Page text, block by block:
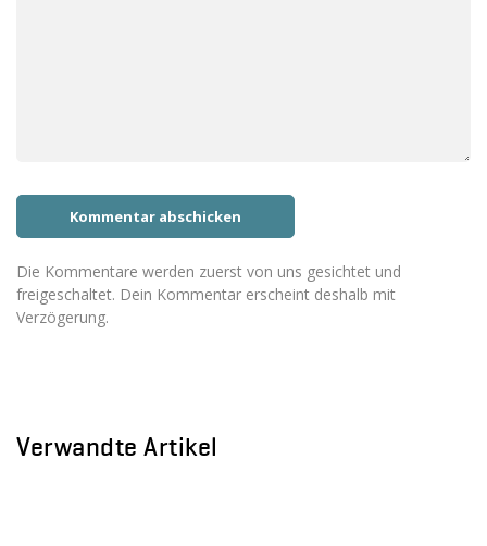
Die Kommentare werden zuerst von uns gesichtet und
freigeschaltet. Dein Kommentar erscheint deshalb mit
Verzögerung.
Verwandte Artikel